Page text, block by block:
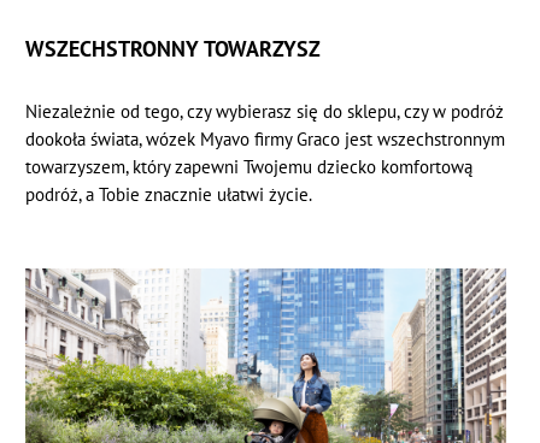
WSZECHSTRONNY TOWARZYSZ
Niezależnie od tego, czy wybierasz się do sklepu, czy w podróż
dookoła świata, wózek Myavo firmy Graco jest wszechstronnym
towarzyszem, który zapewni Twojemu dziecko komfortową
podróż, a Tobie znacznie ułatwi życie.